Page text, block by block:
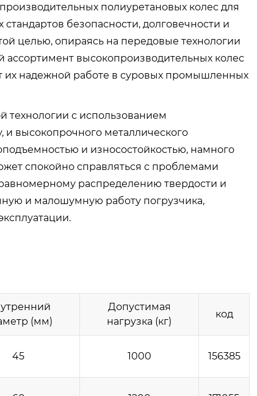
полиуретановых колес для
безопасности, долговечности и
целью, опираясь на передовые технологии
высокопроизводительных колес
их надежной работе в суровых промышленных
технологии с использованием
высокопрочного металлического
и износостойкостью, намного
спокойно справляться с проблемами
распределению твердости и
и малошумную работу погрузчика,
(мм)
Допустимая
нагрузка (кг)
код
45 1000 156385